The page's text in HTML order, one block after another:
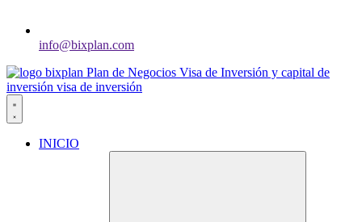
info@bixplan.com
INICIO